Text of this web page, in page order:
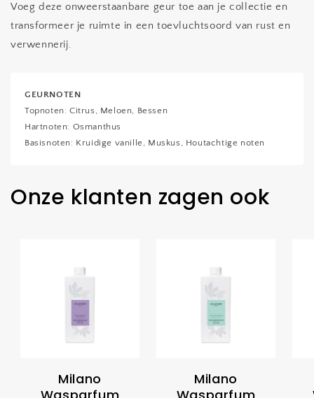
Voeg deze onweerstaanbare geur toe aan je collectie en
transformeer je ruimte in een toevluchtsoord van rust en
verwennerij.
GEURNOTEN
Topnoten: Citrus, Meloen, Bessen
Hartnoten: Osmanthus
Basisnoten: Kruidige vanille, Muskus, Houtachtige noten
Onze klanten zagen ook
Milano
Milano